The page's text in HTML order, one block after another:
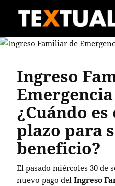
TEXTUAL
Ingreso
¿Cuándo
plazo para
beneficio?
El pasado miércoles 30 de
nuevo pago delIngreso